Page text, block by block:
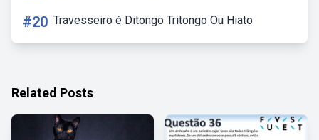
#20 Travesseiro é Ditongo Tritongo Ou Hiato
Related Posts